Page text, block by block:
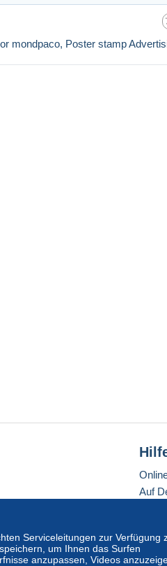
mondpaco, Poster stamp
Serviceleitungen zur Verfügung
um Ihnen das Surfen
anzupassen, Videos
Auf
Eine